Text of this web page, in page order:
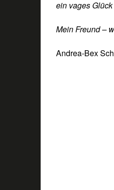
ein vages
Mein Freund–
Andrea-Bex